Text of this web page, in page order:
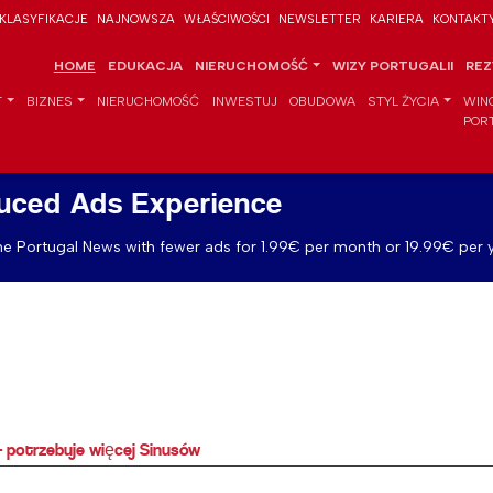
KLASYFIKACJE NAJNOWSZA WŁAŚCIWOŚCI NEWSLETTER KARIERA
HOME EDUKACJA NIERUCHOMOŚĆ WIZY PORTUGALII
BIZNES NIERUCHOMOŚĆ INWESTUJ OBUDOWA STYL ŻYCIA
Ads Experience
Portugal News with fewer ads for 1.99€ per month or 19.99€ per
potrzebuje więcej Sinusów